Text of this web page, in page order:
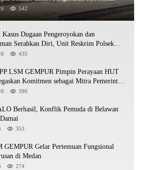
542
Dugaan Pengeroyokan dan
Serahkan Diri, Unit Reskrim Polsek
Pengamanan Tiga Tersangka
435
LSM GEMPUR Pimpin Perayaan HUT
Komitmen sebagai Mitra Pemerintah
Aspirasi Rakyat
390
Berhasil, Konflik Pemuda di Belawan
353
GEMPUR Gelar Pertemuan Fungsional
di Medan
274